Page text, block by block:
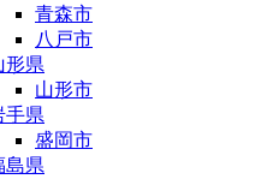
青森市
八戸市
形県
山形市
手県
盛岡市
島県